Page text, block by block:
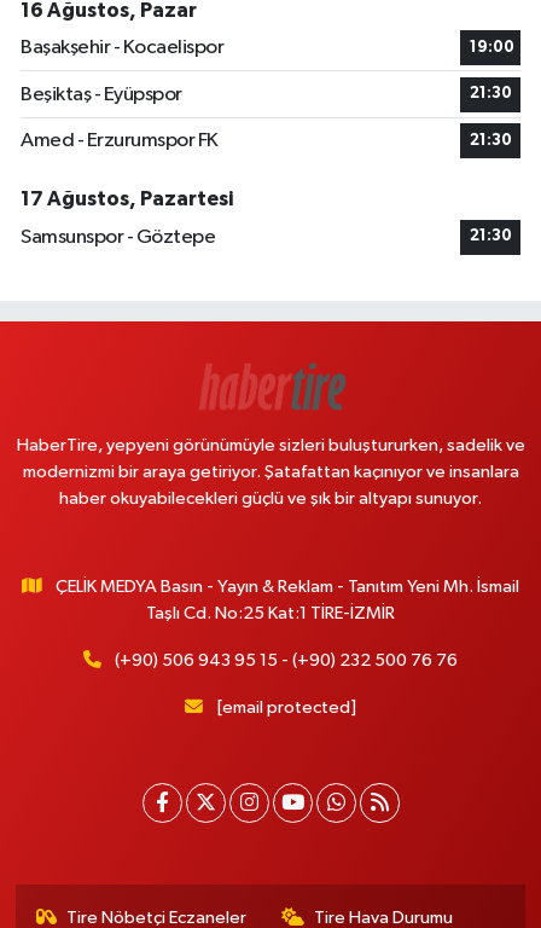
16 Ağustos, Pazar
Başakşehir - Kocaelispor
19:00
Beşiktaş - Eyüpspor 21:30
Amed - Erzurumspor FK 21:30
17 Ağustos, Pazartesi
Samsunspor - Göztepe
21:30
HaberTire, yepyeni görünümüyle sizleri buluştururken, sadelik ve
modernizmi bir araya getiriyor. Şatafattan kaçınıyor ve insanlara
haber okuyabilecekleri güçlü ve şık bir altyapı sunuyor.
ÇELİK MEDYA Basın - Yayın & Reklam - Tanıtım Yeni Mh. İsmail
Taşlı Cd. No:25 Kat:1 TİRE-İZMİR
(+90) 506 943 95 15 - (+90) 232 500 76 76
[email protected]
Tire Nöbetçi Eczaneler Tire Hava Durumu